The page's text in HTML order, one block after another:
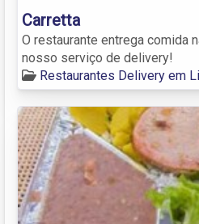
Carretta
O restaurante entrega comida
nosso serviço de delivery!
Restaurantes Delivery em